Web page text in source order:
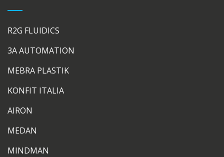
R2G FLUIDICS
3A AUTOMATION
MEBRA PLASTIK
KONFIT ITALIA
AIRON
MEDAN
MINDMAN